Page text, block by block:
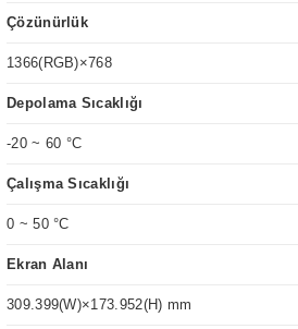
Çözünürlük
1366(RGB)×768
Depolama Sıcaklığı
-20 ~ 60 °C
Çalışma Sıcaklığı
0 ~ 50 °C
Ekran Alanı
309.399(W)×173.952(H) mm